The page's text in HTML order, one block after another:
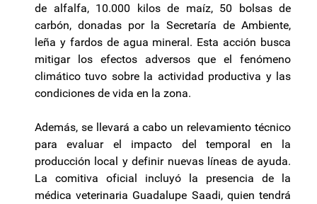
de alfalfa, 10.000 kilos de maíz, 50 bolsas de
carbón, donadas por la Secretaría de Ambiente,
leña y fardos de agua mineral. Esta acción busca
mitigar los efectos adversos que el fenómeno
climático tuvo sobre la actividad productiva y las
condiciones de vida en la zona.
Además, se llevará a cabo un relevamiento técnico
para evaluar el impacto del temporal en la
producción local y definir nuevas líneas de ayuda.
La comitiva oficial incluyó la presencia de la
médica veterinaria Guadalupe Saadi, quien tendrá